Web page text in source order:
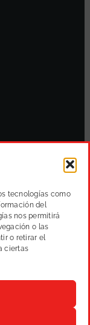
tecnologías como
del
nos permitirá
o las
o retirar el
ciertas